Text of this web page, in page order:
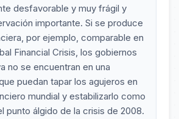
desfavorable y muy frágil y
importante. Si se produce
por ejemplo, comparable en
Financial Crisis, los gobiernos
no se encuentran en una
puedan tapar los agujeros en
mundial y estabilizarlo como
punto álgido de la crisis de 2008.